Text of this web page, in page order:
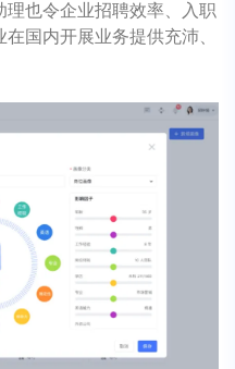
也令企业招聘效率、入职
国内开展业务提供充沛、